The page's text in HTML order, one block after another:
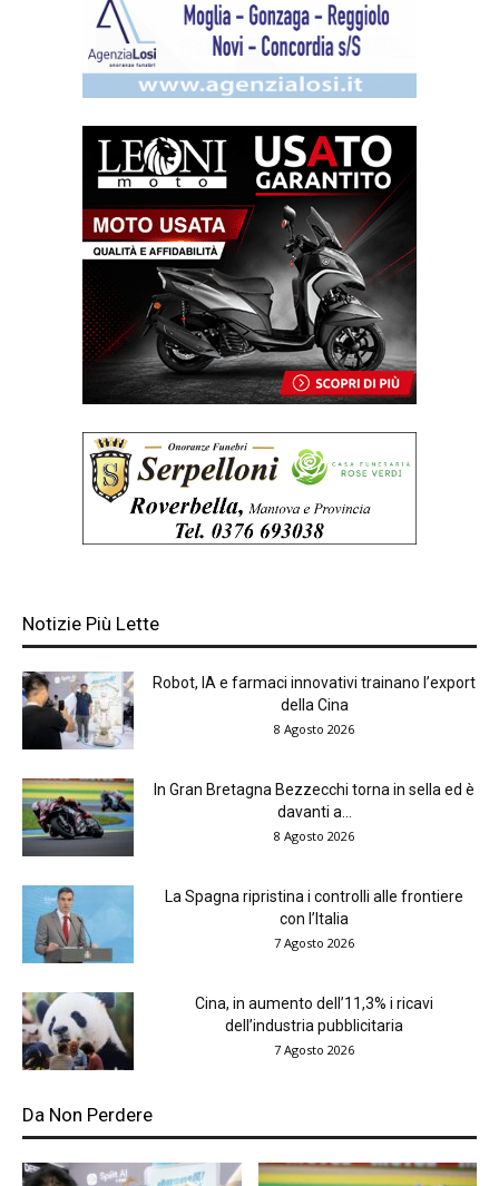
Notizie Più Lette
Robot, IA e farmaci innovativi trainano l’export
della Cina
8 Agosto 2026
In Gran Bretagna Bezzecchi torna in sella ed è
davanti a...
8 Agosto 2026
La Spagna ripristina i controlli alle frontiere
con l’Italia
7 Agosto 2026
Cina, in aumento dell’11,3% i ricavi
dell’industria pubblicitaria
7 Agosto 2026
Da Non Perdere